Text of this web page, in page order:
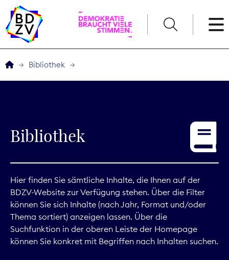
Service
Digitales
Kommunikation
Marktdaten
Bibliothek
Bibliothek
Hier finden Sie sämtliche Inhalte, die Ihnen auf der
BDZV-Website zur Verfügung stehen. Über die Filter
können Sie sich Inhalte (nach Jahr, Format und/oder
Thema sortiert) anzeigen lassen. Über die
Suchfunktion in der oberen Leiste der Homepage
können Sie konkret mit Begriffen nach Inhalten suchen.